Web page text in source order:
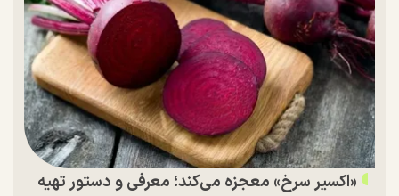
«اکسیر سرخ» معجزه می‌کند؛ معرفی و دستور تهیه